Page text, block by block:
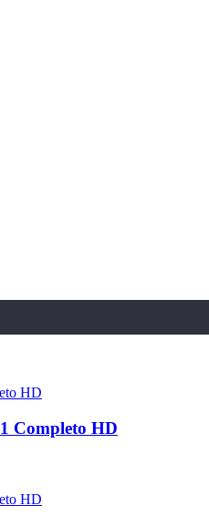
Completo HD